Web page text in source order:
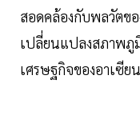
สอดคล้องกับพลวัตขอ
เปลี่ยนแปลงสภาพภู
เศรษฐกิจของอาเซีย